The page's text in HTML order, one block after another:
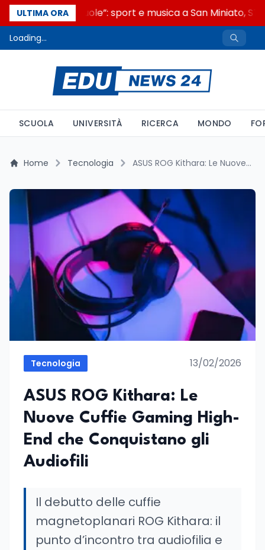
ULTIMA ORA
“Noi siamo le Scuole”: sport e musica a San Miniato,
Loading...
SCUOLA UNIVERSITÀ RICERCA MONDO
Home Tecnologia ASUS ROG Kithara: Le Nuove Cuffie Gaming High-End che Conquistano gli Audiofili
Tecnologia 13/02/2026
ASUS ROG Kithara: Le
Nuove Cuffie Gaming High-
End che Conquistano gli
Audiofili
Il debutto delle cuffie
magnetoplanari ROG Kithara: il
punto d’incontro tra audiofilia e